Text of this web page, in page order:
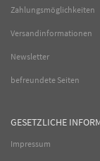
Zahlungsmöglichkeiten
Versandinformationen
Newsletter
befreundete Seiten
GESETZLICHE
Impressum